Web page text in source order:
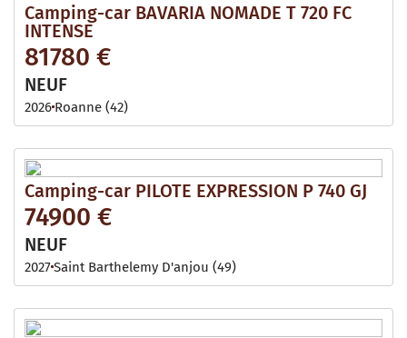
Camping-car BAVARIA NOMADE T 720 FC
INTENSE
81780 €
NEUF
2026 Roanne (42)
Camping-car PILOTE EXPRESSION P 740 GJ
74900 €
NEUF
2027Saint Barthelemy D'anjou (49)